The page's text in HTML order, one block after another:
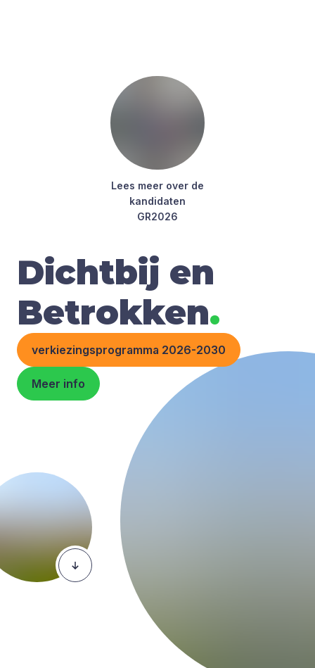
Lees meer over de
kan­di­da­ten
GR2026
Dichtbij en
Betrokken.
verkiezingsprogramma 2026-2030
Meer info